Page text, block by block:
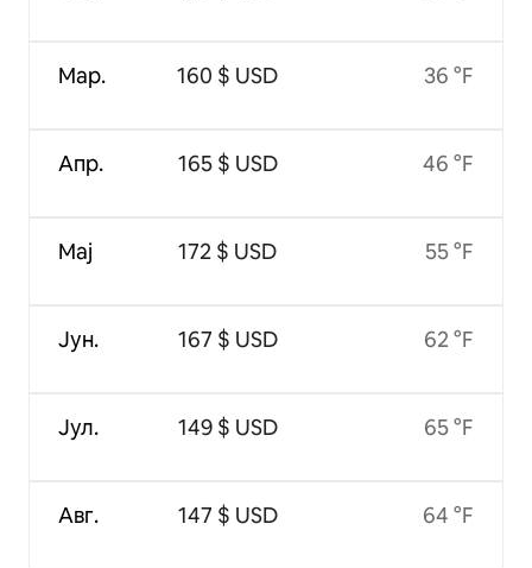
Мар.
Апр.
Мај
Јун.
Јул.
Авг.
160 $ USD
165 $ USD
172 $ USD
167 $ USD
149 $ USD
147 $ USD
36 °F
46 °F
55 °F
62 °F
65 °F
64 °F